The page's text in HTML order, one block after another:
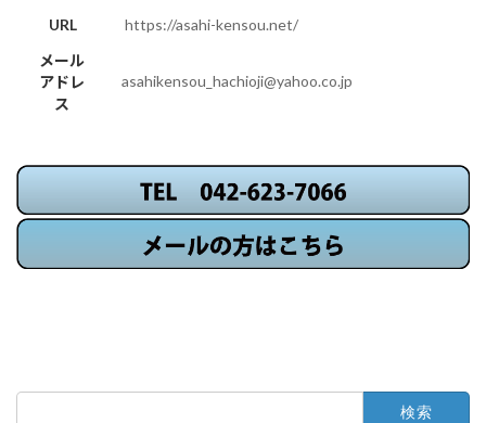
URL
https://asahi-kensou.net/
メール
アドレ
ス
asahikensou_hachioji@yahoo.co.jp